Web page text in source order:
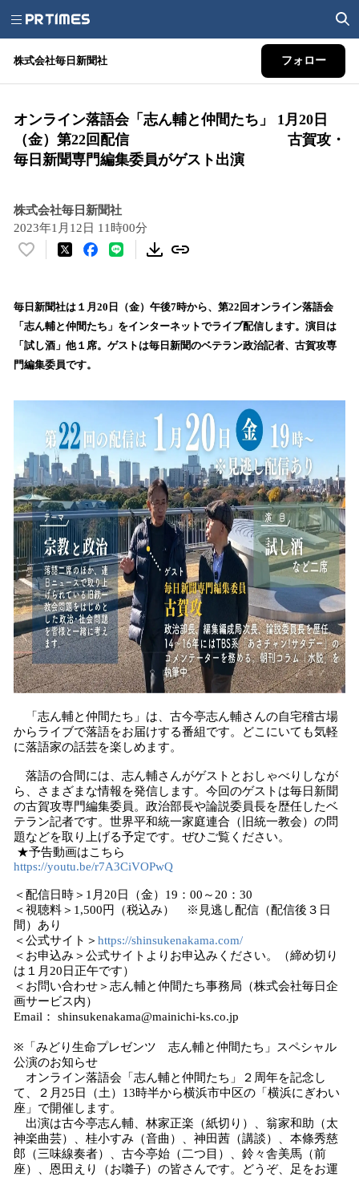
株式会社毎日新聞社 フォロー
オンライン落語会「志ん輔と仲間たち」 1月20日
（金）第22回配信 古賀攻・
毎日新聞専門編集委員がゲスト出演
株式会社毎日新聞社
2023年1月12日 11時00分
い
！
数
を
読
す
毎日新聞社は１月20日（金）午後7時から、第22回オンライン落語会
「志ん輔と仲間たち」をインターネットでライブ配信します。演目は
「試し酒」他１席。ゲストは毎日新聞のベテラン政治記者、古賀攻専
門編集委員です。
「志ん輔と仲間たち」は、古今亭志ん輔さんの自宅稽古場
からライブで落語をお届けする番組です。どこにいても気軽
に落語家の話芸を楽しめます。
落語の合間には、志ん輔さんがゲストとおしゃべりしなが
ら、さまざまな情報を発信します。今回のゲストは毎日新聞
の古賀攻専門編集委員。政治部長や論説委員長を歴任したベ
テラン記者です。世界平和統一家庭連合（旧統一教会）の問
題などを取り上げる予定です。ぜひご覧ください。
★予告動画はこちら
https://youtu.be/r7A3CiVOPwQ
＜配信日時＞1月20日（金）19：00～20：30
＜視聴料＞1,500円（税込み） ※見逃し配信（配信後３日
間）あり
＜公式サイト＞ https://shinsukenakama.com/
＜お申込み＞公式サイトよりお申込みください。（締め切り
は１月20日正午です）
＜お問い合わせ＞志ん輔と仲間たち事務局（株式会社毎日企
画サービス内）
Email： shinsukenakama@mainichi-ks.co.jp
※「みどり生命プレゼンツ 志ん輔と仲間たち」スペシャル
公演のお知らせ
オンライン落語会「志ん輔と仲間たち」２周年を記念し
て、２月25日（土）13時半から横浜市中区の「横浜にぎわい
座」で開催します。
出演は古今亭志ん輔、林家正楽（紙切り）、翁家和助（太
神楽曲芸）、桂小すみ（音曲）、神田茜（講談）、本條秀慈
郎（三味線奏者）、古今亭始（二つ目）、鈴々舎美馬（前
座）、恩田えり（お囃子）の皆さんです。どうぞ、足をお運